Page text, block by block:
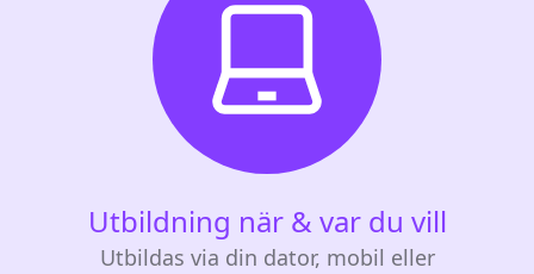
Utbildning när & var du vill
Utbildas via din dator, mobil eller